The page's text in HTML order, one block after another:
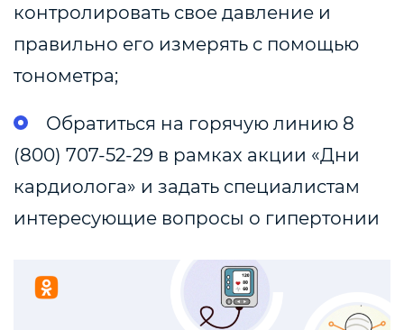
контролировать свое давление и
правильно его измерять с помощью
тонометра;
Обратиться на горячую линию 8
(800) 707-52-29 в рамках акции «Дни
кардиолога» и задать специалистам
интересующие вопросы о гипертонии